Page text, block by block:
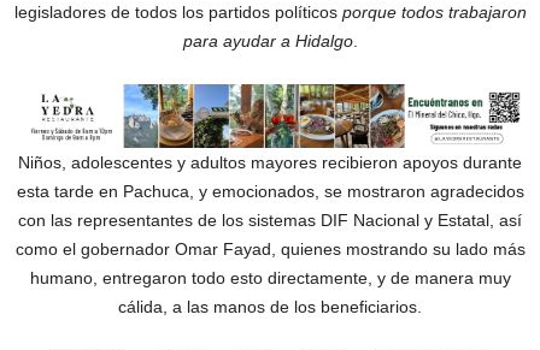
legisladores de todos los partidos políticos porque todos trabajaron
para ayudar a Hidalgo.
Niños, adolescentes y adultos mayores recibieron apoyos durante
esta tarde en Pachuca, y emocionados, se mostraron agradecidos
con las representantes de los sistemas DIF Nacional y Estatal, así
como el gobernador Omar Fayad, quienes mostrando su lado más
humano, entregaron todo esto directamente, y de manera muy
cálida, a las manos de los beneficiarios.